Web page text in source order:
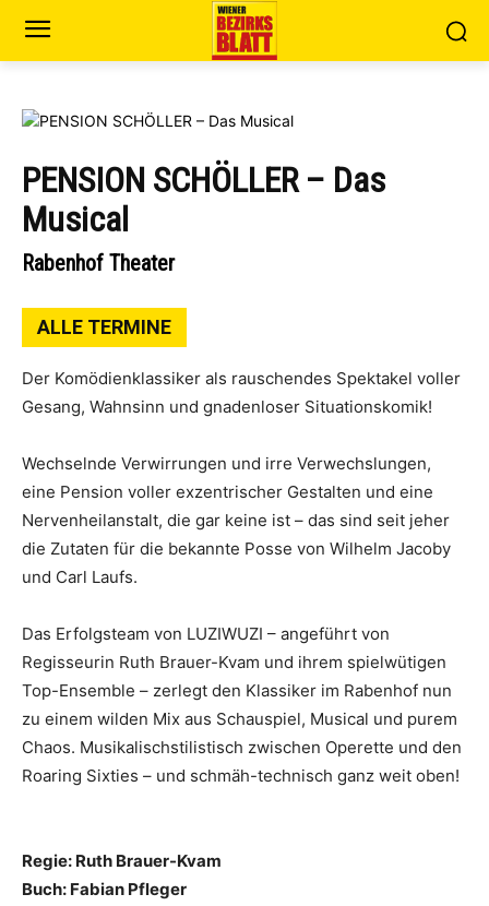
PENSION SCHÖLLER – Das
Musical
Rabenhof Theater
ALLE TERMINE
Der Komödienklassiker als rauschendes Spektakel voller
Gesang, Wahnsinn und gnadenloser Situationskomik!
Wechselnde Verwirrungen und irre Verwechslungen,
eine Pension voller exzentrischer Gestalten und eine
Nervenheilanstalt, die gar keine ist – das sind seit jeher
die Zutaten für die bekannte Posse von Wilhelm Jacoby
und Carl Laufs.
Das Erfolgsteam von LUZIWUZI – angeführt von
Regisseurin Ruth Brauer-Kvam und ihrem spielwütigen
Top-Ensemble – zerlegt den Klassiker im Rabenhof nun
zu einem wilden Mix aus Schauspiel, Musical und purem
Chaos. Musikalischstilistisch zwischen Operette und den
Roaring Sixties – und schmäh-technisch ganz weit oben!
Regie: Ruth Brauer-Kvam
Buch: Fabian Pfleger